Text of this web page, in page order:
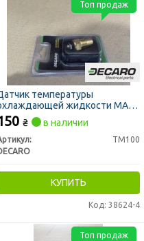
температуры
жидкости МАЗ,
КРАЗ, ЗИЛ, МТЗ под болт
(DECARO)
₴ в наличии
ТМ100
КУПИТЬ
Код: 38624-4
Топ продаж
Топ продаж